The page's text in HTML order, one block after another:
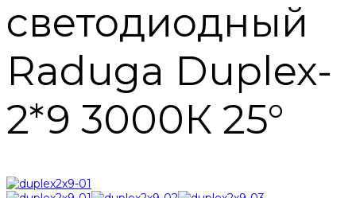
светодиодный
Raduga Duplex-
2*9 3000К 25°